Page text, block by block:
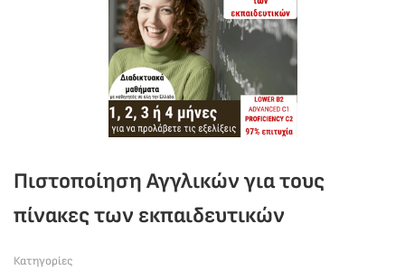
Πιστοποίηση Αγγλικών για τους
πίνακες των εκπαιδευτικών
Κατηγορίες